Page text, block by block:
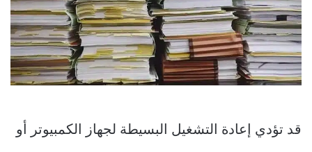
قد تؤدي إعادة التشغيل البسيطة لجهاز الكمبيوتر أو